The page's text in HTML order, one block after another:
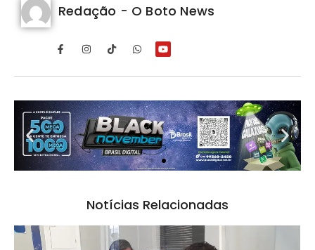
Redação - O Boto News
Notícias Relacionadas